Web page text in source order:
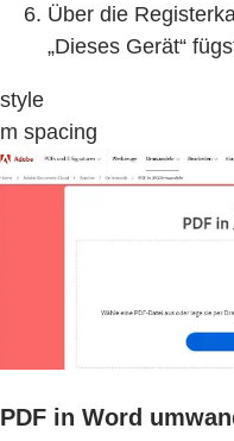
Über die
„Dieses Gerät“
style
m spacing
PDF in Word